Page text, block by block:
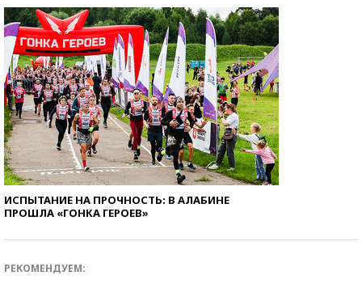
ИСПЫТАНИЕ НА ПРОЧНОСТЬ: В АЛАБИНЕ
ПРОШЛА «ГОНКА ГЕРОЕВ»
РЕКОМЕНДУЕМ: